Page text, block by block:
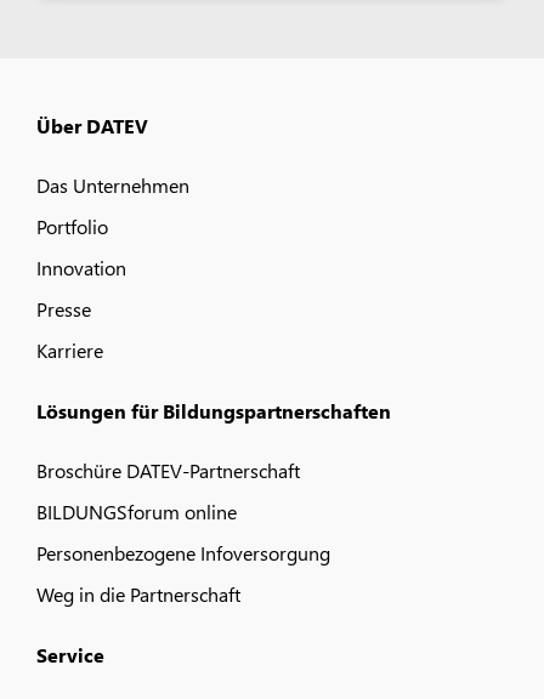
Über DATEV
Das Unternehmen
Portfolio
Innovation
Presse
Karriere
Lösungen für Bildungspartnerschaften
Broschüre DATEV-Partnerschaft
BILDUNGSforum online
Personenbezogene Infoversorgung
Weg in die Partnerschaft
Service